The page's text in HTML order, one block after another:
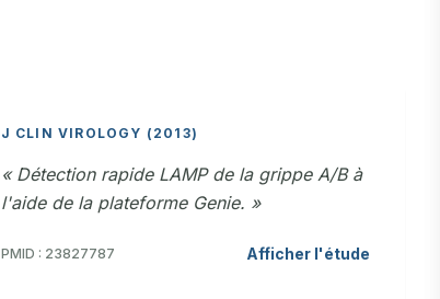
J CLIN VIROLOGY (2013)
« Détection rapide LAMP de la grippe A/B à
l'aide de la plateforme Genie. »
PMID : 23827787 Afficher l'étude